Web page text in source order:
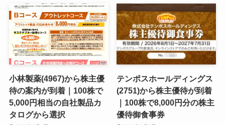
小林製薬(4967)から株主優
待の案内が到着｜100株で
5,000円相当の自社製品カ
タログから選択
テンポスホールディングス
(2751)から株主優待が到着
｜100株で8,000円分の株主
優待御食事券